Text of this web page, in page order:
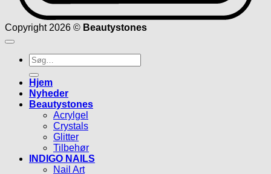
Copyright 2026 © Beautystones
Søg
efter:
Hjem
Nyheder
Beautystones
Acrylgel
Crystals
Glitter
Tilbehør
INDIGO NAILS
Nail Art